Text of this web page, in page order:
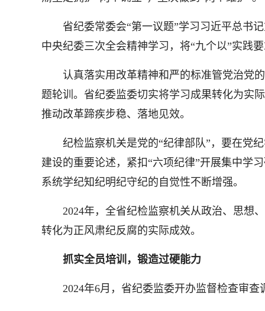
省纪委常委会“第一议题”学习习近平总书记
中央纪委三次全会精神学习，将“九个以”实践
认真落实用改革精神和严的标准管党治党的
题轮训。省纪委监委切实将学习成果转化为实
推动改革蹄疾步稳、落地见效。
纪检监察机关是党的“纪律部队”，要在党纪
建设的重要论述，紧扣“六项纪律”开展集中学
系统学纪知纪明纪守纪的自觉性不断增强。
2024年，全省纪检监察机关从政治、思想、
转化为正风肃纪反腐的实际成效。
抓实全员培训，锻造过硬能力
2024年6月，省纪委监委开办监督检查审查